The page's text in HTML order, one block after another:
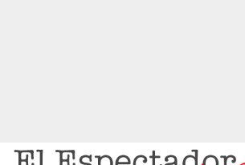
Saltar